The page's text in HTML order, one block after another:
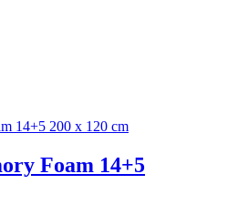
Foam 14+5